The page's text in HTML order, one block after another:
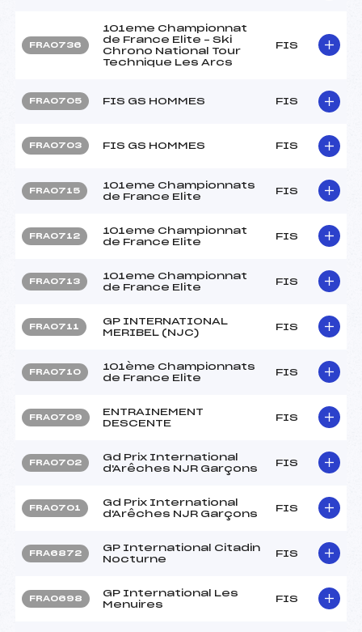
FRA0736
101eme Championnat
de France Elite – Ski
Chrono National Tour
Technique Les Arcs
FIS
FRA0705 FIS GS HOMMES FIS
FRA0703 FIS GS HOMMES FIS
FRA0715
101eme Championnats
de France Elite
FIS
FRA0712
101eme Championnat
de France Elite
FIS
FRA0713
101eme Championnat
de France Elite
FIS
FRA0711
GP INTERNATIONAL
MERIBEL (NJC)
FIS
FRA0710
101ème Championnats
de France Elite
FIS
FRA0709
ENTRAINEMENT
DESCENTE
FIS
FRA0702
Gd Prix International
d'Arêches NJR Garçons
FIS
FRA0701
Gd Prix International
d'Arêches NJR Garçons
FIS
FRA6872
GP International Citadin
Nocturne
FIS
FRA0698
GP International Les
Menuires
FIS